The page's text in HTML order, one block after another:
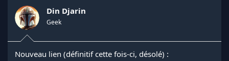
Din Djarin
Geek
Nouveau lien (définitif cette fois-ci, désolé) :